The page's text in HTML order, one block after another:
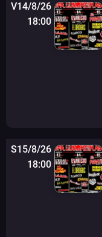
V14/8/26
18:00
S15/8/26
18:00